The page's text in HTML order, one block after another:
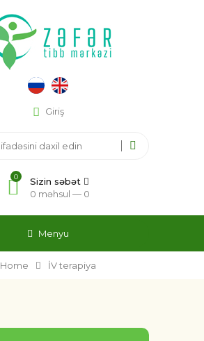
Giriş
0
Sizin səbət
0 məhsul — 0
Menyu
Home İV terapiya